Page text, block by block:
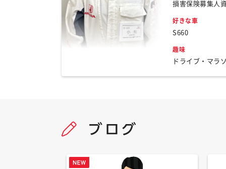
損害保険募集人
好きな車
S660
趣味
ドライブ・マラ